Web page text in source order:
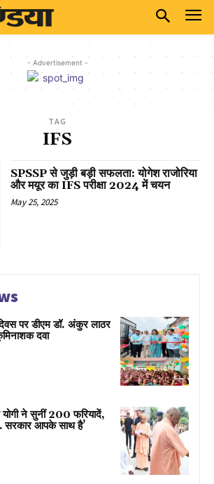
- Advertisement -
TAG
IFS
SPSSP से जुड़ी बड़ी सफलता: योगेश राजोरिया
और मयूर का IFS परीक्षा 2024 में चयन
May 25, 2025
पर डीएम डॉ. अंकुर लाठर
दवा
ने सुनीं 200 फरियादें,
सरकार आपके साथ है’